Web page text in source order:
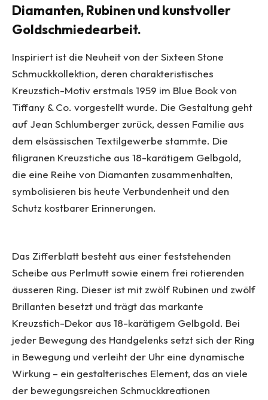
Diamanten, Rubinen und kunstvoller
Goldschmiedearbeit.
Inspiriert ist die Neuheit von der Sixteen Stone
Schmuckkollektion, deren charakteristisches
Kreuzstich-Motiv erstmals 1959 im Blue Book von
Tiffany & Co. vorgestellt wurde. Die Gestaltung geht
auf Jean Schlumberger zurück, dessen Familie aus
dem elsässischen Textilgewerbe stammte. Die
filigranen Kreuzstiche aus 18-karätigem Gelbgold,
die eine Reihe von Diamanten zusammenhalten,
symbolisieren bis heute Verbundenheit und den
Schutz kostbarer Erinnerungen.
Das Zifferblatt besteht aus einer feststehenden
Scheibe aus Perlmutt sowie einem frei rotierenden
äusseren Ring. Dieser ist mit zwölf Rubinen und zwölf
Brillanten besetzt und trägt das markante
Kreuzstich-Dekor aus 18-karätigem Gelbgold. Bei
jeder Bewegung des Handgelenks setzt sich der Ring
in Bewegung und verleiht der Uhr eine dynamische
Wirkung – ein gestalterisches Element, das an viele
der bewegungsreichen Schmuckkreationen